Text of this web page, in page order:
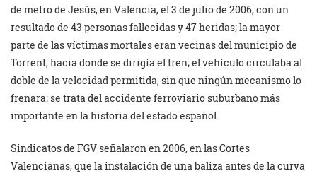
de metro de Jesús, en Valencia, el 3 de julio de 2006, con un
resultado de 43 personas fallecidas y 47 heridas; la mayor
parte de las víctimas mortales eran vecinas del municipio de
Torrent, hacia donde se dirigía el tren; el vehículo circulaba al
doble de la velocidad permitida, sin que ningún mecanismo lo
frenara; se trata del accidente ferroviario suburbano más
importante en la historia del estado español.
Sindicatos de FGV señalaron en 2006, en las Cortes
Valencianas, que la instalación de una baliza antes de la curva